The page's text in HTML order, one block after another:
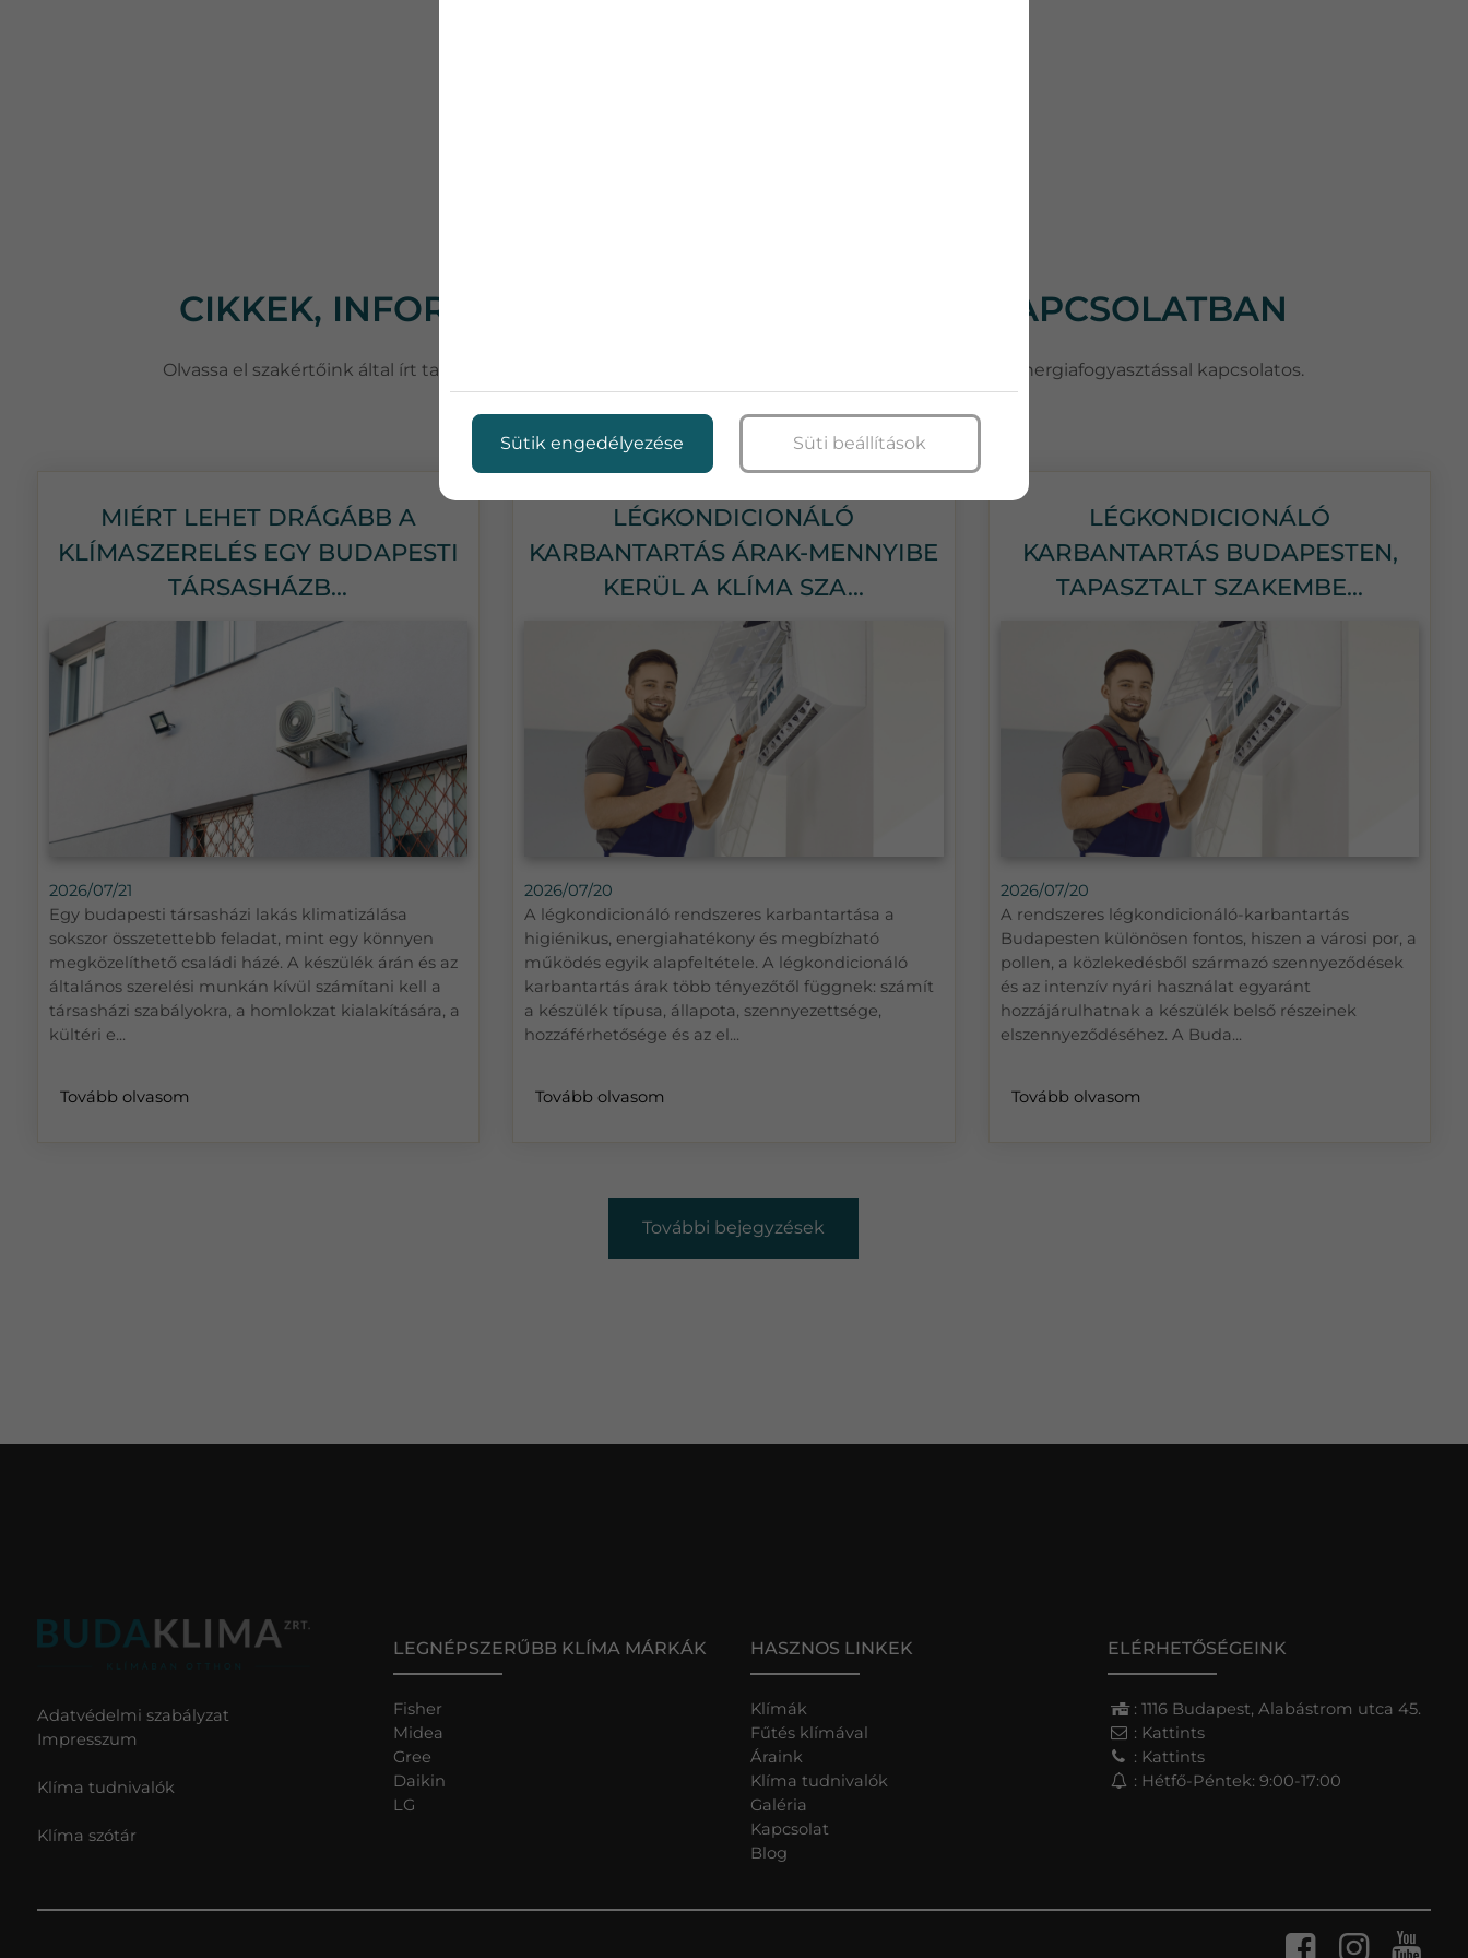
CIKKEK, INFORMÁCIÓK A KLIMATIZÁLÁSSAL KAPCSOLATBAN
Olvassa el szakértőink által írt tanácsainkat klímaszerelés, karbantartás és minden, ami az otthoni energiafogyasztással kapcsolatos.
MIÉRT LEHET DRÁGÁBB A
KLÍMASZERELÉS EGY BUDAPESTI
TÁRSASHÁZB...
2026/07/21
Egy budapesti társasházi lakás klimatizálása
sokszor összetettebb feladat, mint egy könnyen
megközelíthető családi házé. A készülék árán és az
általános szerelési munkán kívül számítani kell a
társasházi szabályokra, a homlokzat kialakítására, a
kültéri e...
Tovább olvasom
LÉGKONDICIONÁLÓ
KARBANTARTÁS ÁRAK-MENNYIBE
KERÜL A KLÍMA SZA...
2026/07/20
A légkondicionáló rendszeres karbantartása a
higiénikus, energiahatékony és megbízható
működés egyik alapfeltétele. A légkondicionáló
karbantartás árak több tényezőtől függnek: számít
a készülék típusa, állapota, szennyezettsége,
hozzáférhetősége és az el...
Tovább olvasom
LÉGKONDICIONÁLÓ
KARBANTARTÁS BUDAPESTEN,
TAPASZTALT SZAKEMBE...
2026/07/20
A rendszeres légkondicionáló-karbantartás
Budapesten különösen fontos, hiszen a városi por, a
pollen, a közlekedésből származó szennyeződések
és az intenzív nyári használat egyaránt
hozzájárulhatnak a készülék belső részeinek
elszennyeződéséhez. A Buda...
Tovább olvasom
További bejegyzések
Adatvédelmi szabályzat
Impresszum
Klíma tudnivalók
Klíma szótár
LEGNÉPSZERŰBB KLÍMA MÁRKÁK
Fisher
Midea
Gree
Daikin
LG
HASZNOS LINKEK
Klímák
Fűtés klímával
Áraink
Klíma tudnivalók
Galéria
Kapcsolat
Blog
ELÉRHETŐSÉGEINK
: 1116 Budapest, Alabástrom utca 45.
: Kattints
: Kattints
: Hétfő-Péntek: 9:00-17:00
Sütik engedélyezése Süti beállítások